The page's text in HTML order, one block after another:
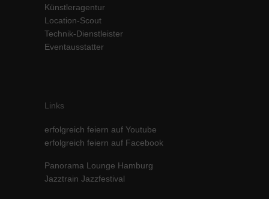
Künstleragentur
Location-Scout
Technik-Dienstleister
Eventausstatter
Links
erfolgreich feiern auf Youtube
erfolgreich feiern auf Facebook
Panorama Lounge Hamburg
Jazztrain Jazzfestival